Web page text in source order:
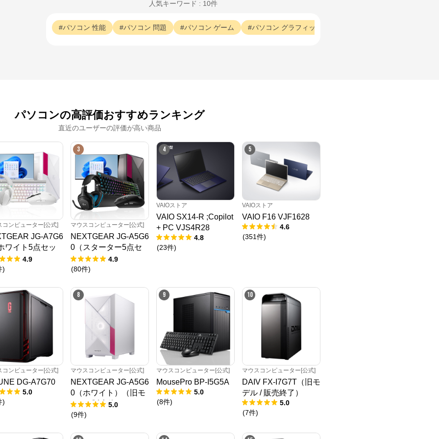
人気キーワード : 10件
パソコン 性能 パソコン 問題 パソコン ゲーム パソコン グラフィック
パソコンの高評価おすすめランキング
直近のユーザーの評価が高い商品
コンピューター[公式]
JG-A7G6
ワイト5点セッ
4.9
)
3
マウスコンピューター[公式]
NEXTGEAR JG-A5G6
0（スターター5点セ
ット）
4.9
(80件)
4
VAIOストア
VAIO SX14-R ;Copilot
+ PC VJS4R28
4.8
(23件)
5
VAIOストア
VAIO F16 VJF1628
4.6
(351件)
コンピューター[公式]
DG-A7G70
5.0
)
8
マウスコンピューター[公式]
NEXTGEAR JG-A5G6
0（ホワイト）（旧モ
デル / 販売終了）
5.0
(9件)
9
マウスコンピューター[公式]
MousePro BP-I5G5A
5.0
(8件)
10
マウスコンピューター[公式]
DAIV FX-I7G7T（旧モ
デル / 販売終了）
5.0
(7件)